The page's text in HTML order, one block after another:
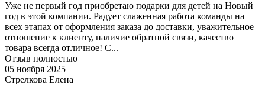
Уже не первый год приобретаю подарки для детей на Новый
год в этой компании. Радует слаженная работа команды на
всех этапах от оформления заказа до доставки, уважительное
отношение к клиенту, наличие обратной связи, качество
товара всегда отличное! С...
Отзыв полностью
05 ноября 2025
Стрелкова Елена